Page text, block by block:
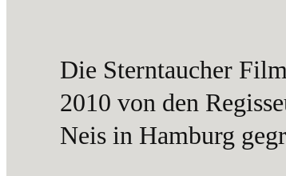
Die Sterntaucher
2010 von den
Neis in Hamburg